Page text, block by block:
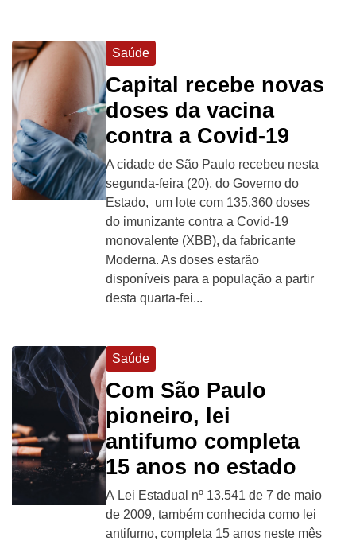
Saúde
Capital recebe novas
doses da vacina
contra a Covid-19
A cidade de São Paulo recebeu nesta
segunda-feira (20), do Governo do
Estado, um lote com 135.360 doses
do imunizante contra a Covid-19
monovalente (XBB), da fabricante
Moderna. As doses estarão
disponíveis para a população a partir
desta quarta-fei...
Saúde
Com São Paulo
pioneiro, lei
antifumo completa
15 anos no estado
A Lei Estadual nº 13.541 de 7 de maio
de 2009, também conhecida como lei
antifumo, completa 15 anos neste mês